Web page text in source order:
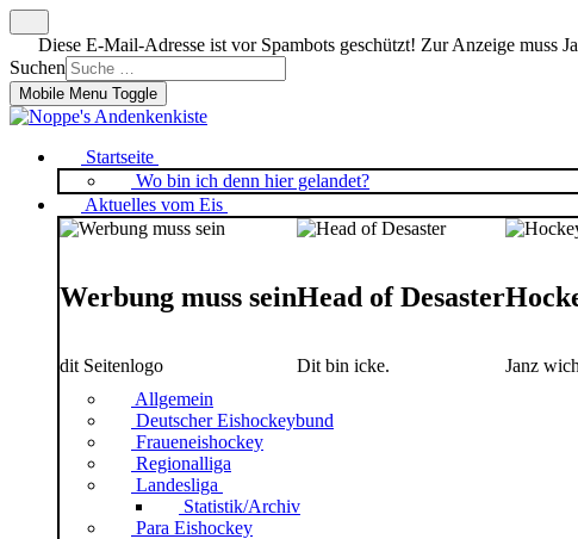
Diese E-Mail-Adresse ist vor Spambots geschützt! Zur Anzeige muss
Suchen
Mobile Menu Toggle
Startseite
Wo bin ich denn hier gelandet?
Aktuelles vom Eis
Werbung muss sein
dit Seitenlogo
Head of Desaster
Dit bin icke.
Janz
Allgemein
Deutscher Eishockeybund
Fraueneishockey
Regionalliga
Landesliga
Statistik/Archiv
Para Eishockey